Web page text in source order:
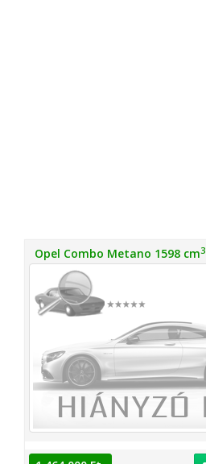
Opel Combo Metano 1598 cm3